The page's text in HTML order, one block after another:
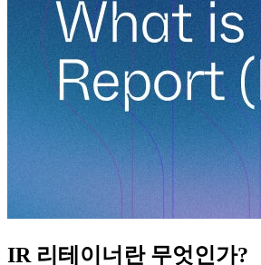
IR 리테이너란 무엇인가?